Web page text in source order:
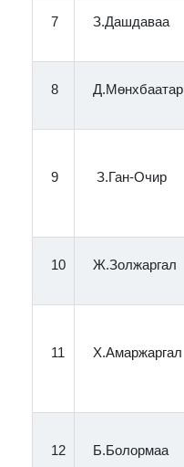
7 З.Дашдаваа
8 Д.Мөнхбаатар
9 З.Ган-Очир
10 Ж.Золжаргал
11 Х.Амаржаргал
12 Б.Болормаа